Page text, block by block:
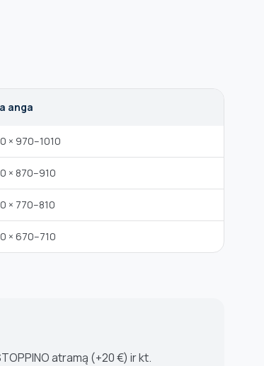
anga
× 970–1010
× 870–910
× 770–810
× 670–710
atramą (+20 €) ir kt.